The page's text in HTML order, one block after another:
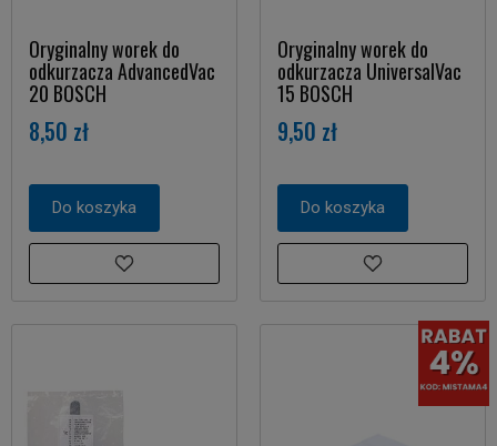
Oryginalny worek do
odkurzacza AdvancedVac
20 BOSCH
8,50 zł
Do koszyka
Oryginalny worek do
odkurzacza UniversalVac
15 BOSCH
9,50 zł
Do koszyka